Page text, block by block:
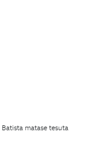
Batista matase tesuta